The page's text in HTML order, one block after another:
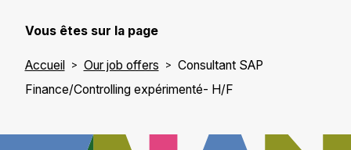
Vous êtes sur la page
Accueil Our job offers
Consultant SAP
Finance/Controlling expérimenté- H/F